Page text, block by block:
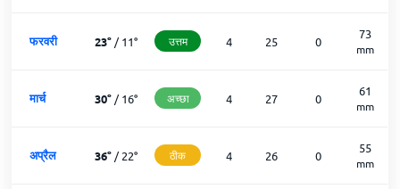
फरवरी 23°/11° उत्तम 4 25 0
73
mm
मार्च 30°/16° अच्छा 4 27 0
61
mm
अप्रैल 36°/22° ठीक 4 26 0
55
mm